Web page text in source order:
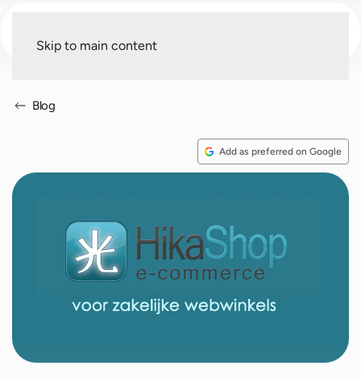
Skip to main content
Blog
Add as preferred on Google